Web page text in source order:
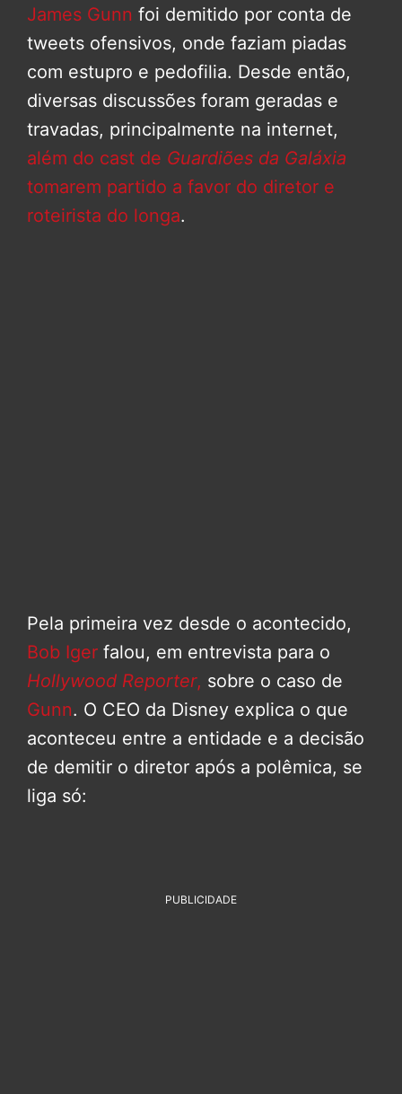
James Gunn foi demitido por conta de
tweets ofensivos, onde faziam piadas
com estupro e pedofilia. Desde então,
diversas discussões foram geradas e
travadas, principalmente na internet,
além do cast de Guardiões da Galáxia
tomarem partido a favor do diretor e
roteirista do longa.
Pela primeira vez desde o acontecido,
Bob Iger falou, em entrevista para o
Hollywood Reporter, sobre o caso de
Gunn. O CEO da Disney explica o que
aconteceu entre a entidade e a decisão
de demitir o diretor após a polêmica, se
liga só:
PUBLICIDADE